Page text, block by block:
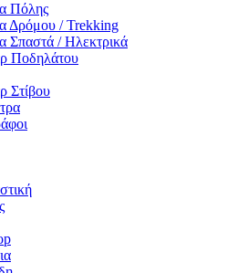
Πόλης
Δρόμου / Trekking
Σπαστά / Ηλεκτρικά
Ποδηλάτου
Στίβου